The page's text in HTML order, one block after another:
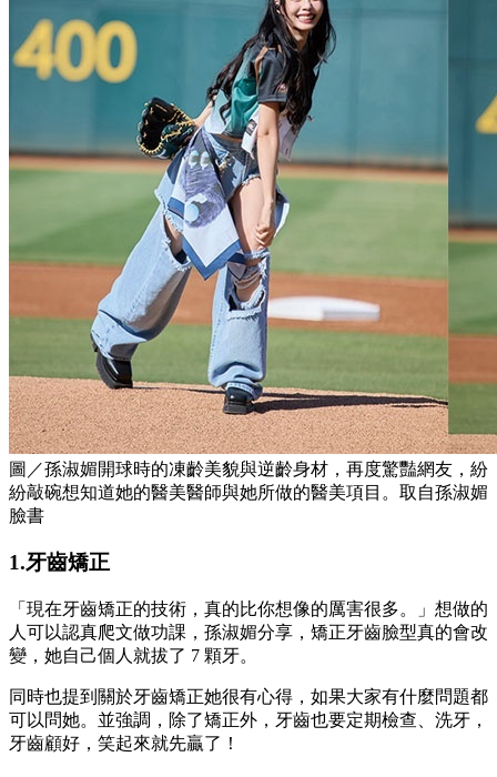
圖／孫淑媚開球時的凍齡美貌與逆齡身材，再度驚豔網友，紛
紛敲碗想知道她的醫美醫師與她所做的醫美項目。取自孫淑媚
臉書
1.牙齒矯正
「現在牙齒矯正的技術，真的比你想像的厲害很多。」想做的
人可以認真爬文做功課， 孫淑媚分享， 矯正牙齒臉型真的會改
變，她自己個人就拔了 7 顆牙。
同時也提到關於牙齒矯正她很有心得，如果大家有什麼問題都
可以問她。 並強調，除了矯正外，牙齒也要定期檢查、洗牙，
牙齒顧好，笑起來就先贏了！